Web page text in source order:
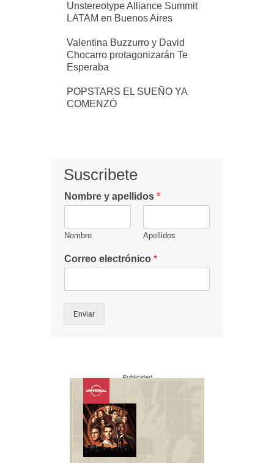
Unstereotype Alliance Summit
LATAM en Buenos Aires
Valentina Buzzurro y David
Chocarro protagonizarán Te
Esperaba
POPSTARS EL SUEÑO YA
COMENZÓ
Suscribete
Nombre y apellidos *
Nombre Apellidos
Correo electrónico *
Enviar
Publicidad